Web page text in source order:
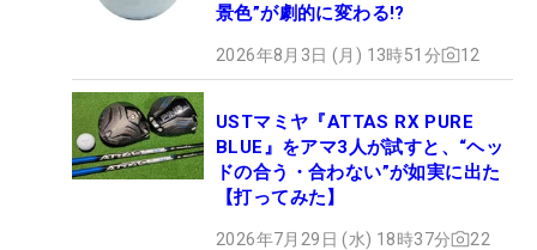
景色”が劇的に変わる!?
2026年8月3日 (月) 13時51分 12
USTマミヤ『ATTAS RX PURE
BLUE』をアマ3人が試すと、“ヘッ
ドの合う・合わない”が如実に出た
【打ってみた】
2026年7月29日 (水) 18時37分 22